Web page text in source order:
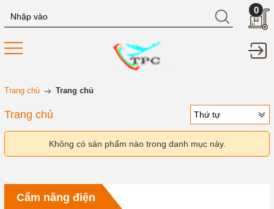
0
Trang chủ Trang chủ
Trang chủ Thứ tự
Không có sản phẩm nào trong danh mục này.
Cẩm năng điện